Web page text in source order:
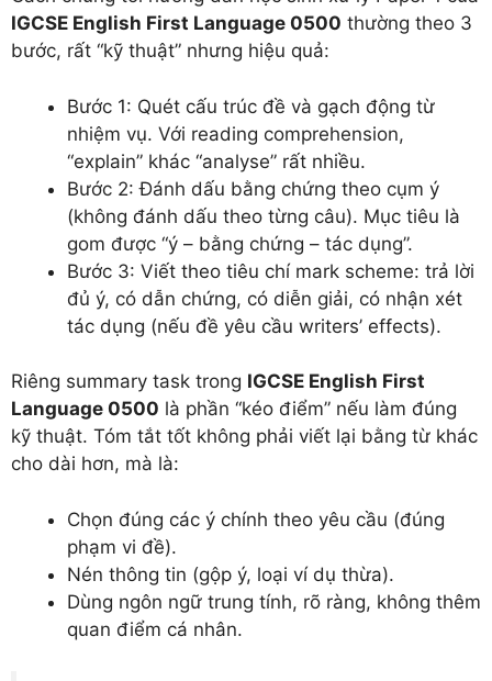
IGCSE English First Language 0500 thường theo 3
bước, rất “kỹ thuật” nhưng hiệu quả:
Bước 1: Quét cấu trúc đề và gạch động từ
nhiệm vụ. Với reading comprehension,
“explain” khác “analyse” rất nhiều.
Bước 2: Đánh dấu bằng chứng theo cụm ý
(không đánh dấu theo từng câu). Mục tiêu là
gom được “ý – bằng chứng – tác dụng”.
Bước 3: Viết theo tiêu chí mark scheme: trả lời
đủ ý, có dẫn chứng, có diễn giải, có nhận xét
tác dụng (nếu đề yêu cầu writers’ effects).
Riêng summary task trong IGCSE English First
Language 0500 là phần “kéo điểm” nếu làm đúng
kỹ thuật. Tóm tắt tốt không phải viết lại bằng từ khác
cho dài hơn, mà là:
Chọn đúng các ý chính theo yêu cầu (đúng
phạm vi đề).
Nén thông tin (gộp ý, loại ví dụ thừa).
Dùng ngôn ngữ trung tính, rõ ràng, không thêm
quan điểm cá nhân.